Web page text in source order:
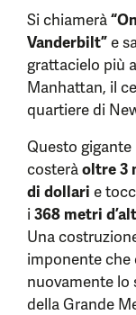
Si chiamerà
Vanderbilt”e
grattacielo più
Manhattan, il
quartiere di
Questo gigante
costeràoltre 3
di dollari e
i368 metri
Una
imponente che
nuovamente lo
della Grande